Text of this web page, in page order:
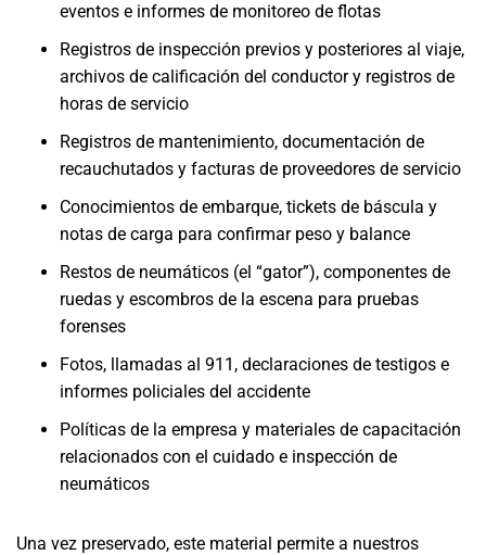
eventos e informes de monitoreo de flotas
Registros de inspección previos y posteriores al viaje,
archivos de calificación del conductor y registros de
horas de servicio
Registros de mantenimiento, documentación de
recauchutados y facturas de proveedores de servicio
Conocimientos de embarque, tickets de báscula y
notas de carga para confirmar peso y balance
Restos de neumáticos (el “gator”), componentes de
ruedas y escombros de la escena para pruebas
forenses
Fotos, llamadas al 911, declaraciones de testigos e
informes policiales del accidente
Políticas de la empresa y materiales de capacitación
relacionados con el cuidado e inspección de
neumáticos
Una vez preservado, este material permite a nuestros